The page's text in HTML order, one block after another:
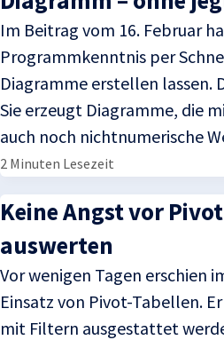
Im Beitrag vom 16. Februar
Programmkenntnis per
Diagramme erstellen lassen.
Sie erzeugt Diagramme, die
auch noch nichtnumerische
2 Minuten Lesezeit
Keine Angst vor
auswerten
Vor wenigen Tagen erschien
Einsatz von Pivot-Tabellen.
mit Filtern ausgestattet